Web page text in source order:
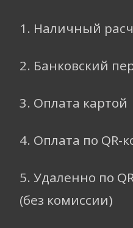
1. Наличный
2. Банковский
3. Оплата картой
4. Оплата по QR-
5. Удаленно по
(без комиссии)